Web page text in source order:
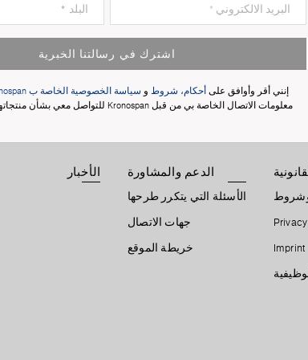
اشترك في رسالتنا الخبرية
إنني أقر وأوافق على أحكام، شروط و سياسة الخصوصية الخاصة ب Kronospan
معلومات الاتصال الخاصة بي من قبل Kronospan للتواصل معي بشأن منتجاتها، خدماتها أو أحداثها.
Imprint
الدعم والمشاورة
الأسئلة التي يتكرر طرحها
جهات الاتصال
خريطة الموقع
الأخبار